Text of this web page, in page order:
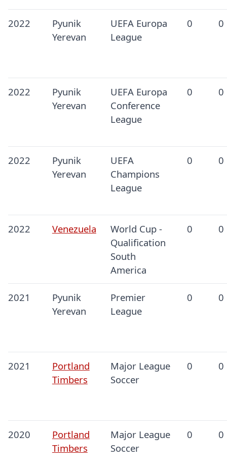
2022
Pyunik
Yerevan
UEFA Europa
League
0 0
2022
Pyunik
Yerevan
UEFA Europa
Conference
League
0 0
2022
Pyunik
Yerevan
UEFA
Champions
League
0 0
2022 Venezuela
World Cup -
Qualification
South
America
0 0
2021
Pyunik
Yerevan
Premier
League
0 0
2021
Portland
Timbers
Major League
Soccer
0 0
2020
Portland
Timbers
Major League
Soccer
0 0